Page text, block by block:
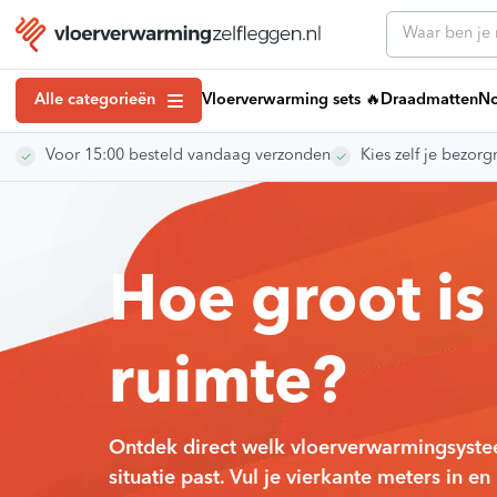
Alle categorieën
Elektrische Vloerverwarming
Droogbouw Vloerverwarming
Vloerverwarming Verdelers
Regeling vloerverwarming
Vloerverwarmingsbuis
Egaline Vloerverwarming
Vloerverwarming isolatie
Montagevideo’s
Veelgestelde
Retourneren
Vacatures
#VVZL
Vloerverwarming sets 🔥 Draadmatten
Voor 15:00 besteld vandaag verzonden Kies zelf je
Hoe groot
ruimte?
Ontdek direct welk
situatie past. Vul je vierkante meters in